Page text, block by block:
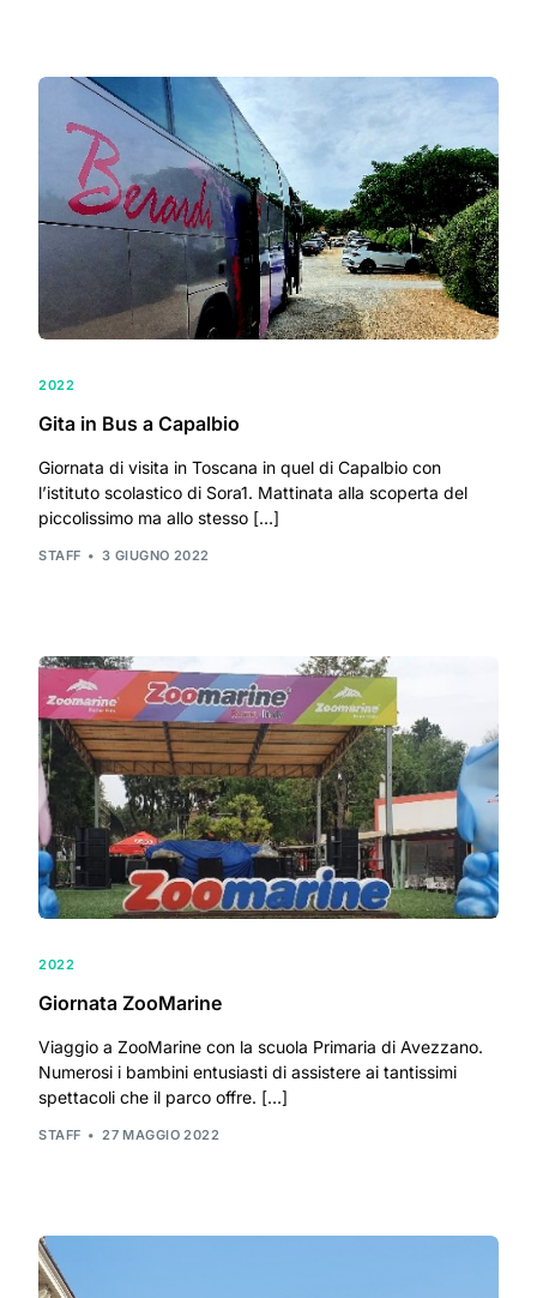
2022
Gita in Bus a Capalbio
Giornata di visita in Toscana in quel di Capalbio con
l’istituto scolastico di Sora1. Mattinata alla scoperta del
piccolissimo ma allo stesso […]
STAFF 3 GIUGNO 2022
2022
Giornata ZooMarine
Viaggio a ZooMarine con la scuola Primaria di Avezzano.
Numerosi i bambini entusiasti di assistere ai tantissimi
spettacoli che il parco offre. […]
STAFF 27 MAGGIO 2022